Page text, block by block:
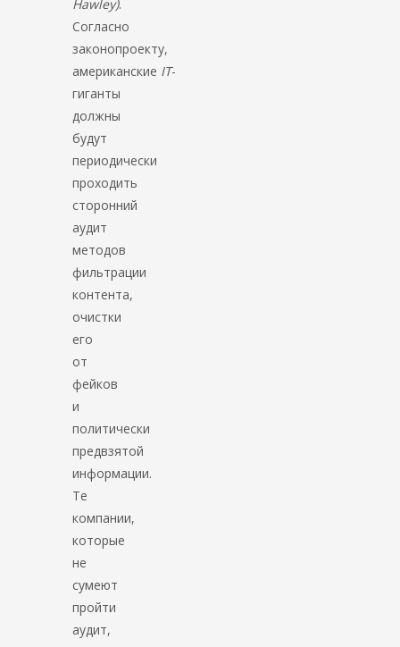
Hawley).
Согласно
законопроекту,
американские IT-
гиганты
должны
будут
периодически
проходить
сторонний
аудит
методов
фильтрации
контента,
очистки
его
от
фейков
и
политически
предвзятой
информации.
Те
компании,
которые
не
сумеют
пройти
аудит,